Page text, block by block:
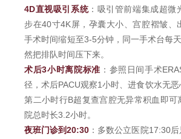
4D直视吸引系统：吸引管前端集成超微
步在40寸4K屏，孕囊大小、宫腔褶皱、
手术时间缩短至3-5分钟，同一手术台每
然把排队时间压下来。
术后3小时离院标准 ：参照日间手术
径，术后PACU观察1小时、进食饮水无恶
第二小时行B超复查宫腔无异常积血即可
院总时长3.2小时。
夜班门诊到20:30 ：多数公立医院17:30